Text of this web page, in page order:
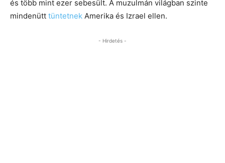
és több mint ezer sebesült. A muzulmán világban szinte
mindenütt tüntetnek Amerika és Izrael ellen.
- Hirdetés -